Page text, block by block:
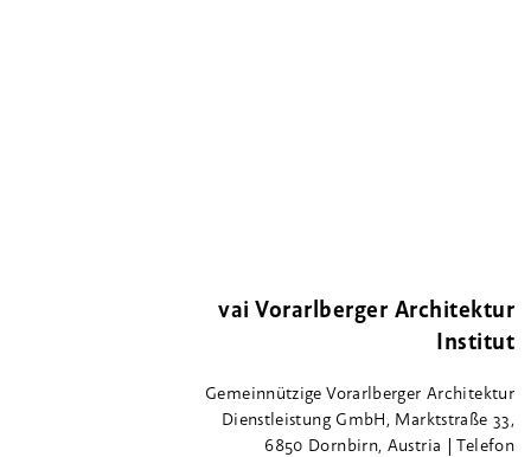
vai Vorarlberger Architektur
Institut
Gemeinnützige Vorarlberger Architektur
Dienstleistung GmbH, Marktstraße 33,
6850 Dornbirn, Austria | Telefon